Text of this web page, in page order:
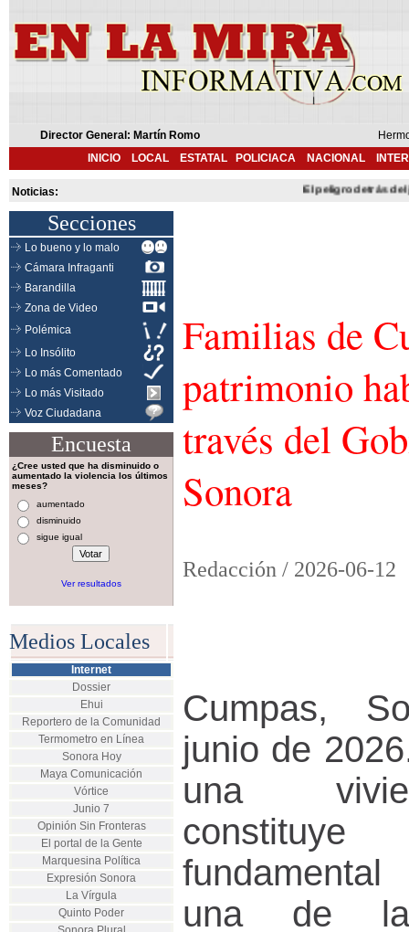
Director General: Martín Romo
INICIO
LOCAL ESTATAL POLICIACA NACIONAL
Noticias: El peligro detrás del
Secciones
Lo bueno y lo malo
Cámara Infraganti
Barandilla
Zona de Video
Polémica
Lo Insólito
Lo más Comentado
Lo más Visitado
Voz Ciudadana
Encuesta
¿Cree usted que ha disminuido o
aumentado la violencia los últimos
meses?
aumentado
disminuido
sigue igual
Ver resultados
Medios Locales
Internet
Dossier
Ehui
Reportero de la Comunidad
Termometro en Línea
Sonora Hoy
Maya Comunicación
Vórtice
Junio 7
Opinión Sin Fronteras
El portal de la Gente
Marquesina Política
Expresión Sonora
La Vírgula
Quinto Poder
Familias de
patrimonio
través del
Sonora
Redacción / 2026-06-12
Cumpas,
junio de
una
una de